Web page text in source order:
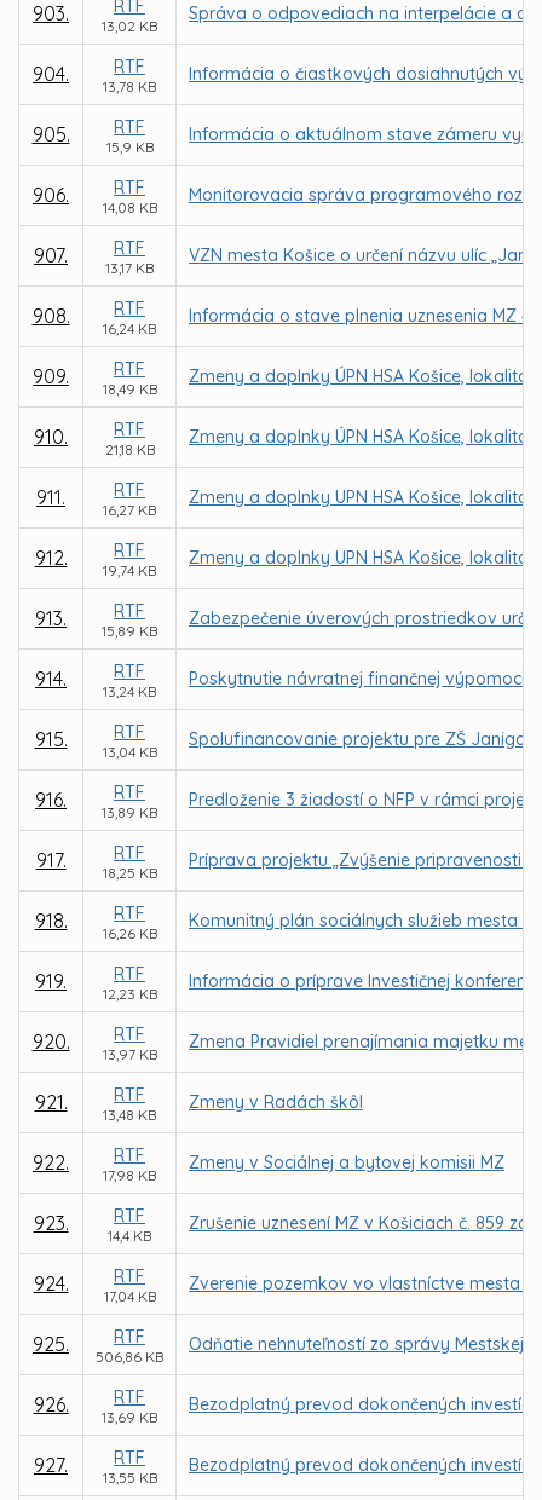
903. RTF
13,02 KB
Správa o odpovediach na interpelácie a
904. RTF
13,78 KB
Informácia o čiastkových dosiahnutých
905. RTF
15,9 KB
Informácia o aktuálnom stave zámeru
906. RTF
14,08 KB
Monitorovacia správa programového
907. RTF
13,17 KB
VZN mesta Košice o určení názvu ulíc
908. RTF
16,24 KB
Informácia o stave plnenia uznesenia MZ č.
909. RTF
18,49 KB
Zmeny a doplnky ÚPN HSA Košice, lokalita
910. RTF
21,18 KB
Zmeny a doplnky ÚPN HSA Košice, lokalita
911. RTF
16,27 KB
Zmeny a doplnky UPN HSA Košice, lokalita
912. RTF
19,74 KB
Zmeny a doplnky UPN HSA Košice, lokalita
913. RTF
15,89 KB
Zabezpečenie úverových prostriedkov
914. RTF
13,24 KB
Poskytnutie návratnej finančnej výpomoci
915. RTF
13,04 KB
Spolufinancovanie projektu pre ZŠ
916. RTF
13,89 KB
Predloženie 3 žiadostí o NFP v rámci
917. RTF
18,25 KB
Príprava projektu „Zvýšenie pripravenosti
918. RTF
16,26 KB
Komunitný plán sociálnych služieb mesta
919. RTF
12,23 KB
Informácia o príprave Investičnej
920. RTF
13,97 KB
Zmena Pravidiel prenajímania majetku
921. RTF
13,48 KB
Zmeny v Radách škôl
922. RTF
17,98 KB
Zmeny v Sociálnej a bytovej komisii MZ
923. RTF
14,4 KB
Zrušenie uznesení MZ v Košiciach č. 859 zo
924. RTF
17,04 KB
Zverenie pozemkov vo vlastníctve mesta
925. RTF
506,86 KB
Odňatie nehnuteľností zo správy Mestskej
926. RTF
13,69 KB
Bezodplatný prevod dokončených
927. RTF
13,55 KB
Bezodplatný prevod dokončených